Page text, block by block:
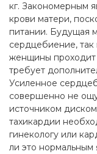
кг. Закономерным
крови матери,
питании. Будущая
сердцебиение,
женщины проходит
требует
Усиленное
совершенно не
источником
тахикардии
гинекологу или
ли это